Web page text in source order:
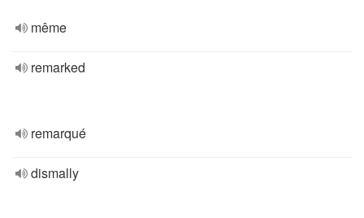
même
remarked
remarqué
dismally